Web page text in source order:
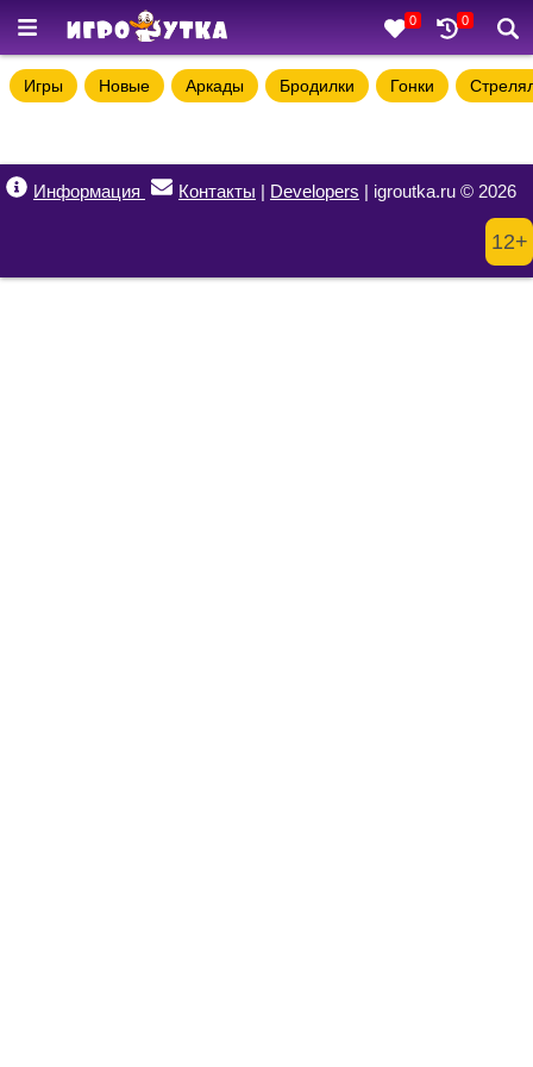
0 0
Игры Новые Аркады Бродилки Гонки
Информация Контакты | Developers | igroutka.ru © 2026
12+